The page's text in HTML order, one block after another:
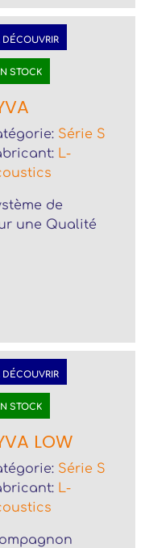
DÉCOUVRIR
STOCK
Série S
L-
de
une Qualité
DÉCOUVRIR
STOCK
LOW
Série S
L-